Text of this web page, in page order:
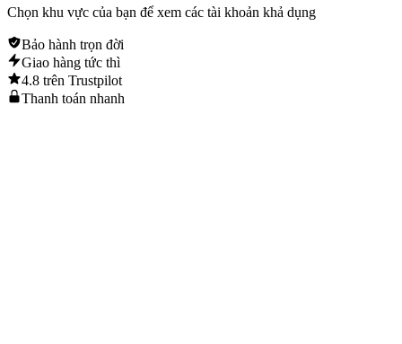
Chọn khu vực của bạn để xem các tài khoản khả dụng
Bảo hành trọn đời
Giao hàng tức thì
4.8 trên Trustpilot
Thanh toán nhanh